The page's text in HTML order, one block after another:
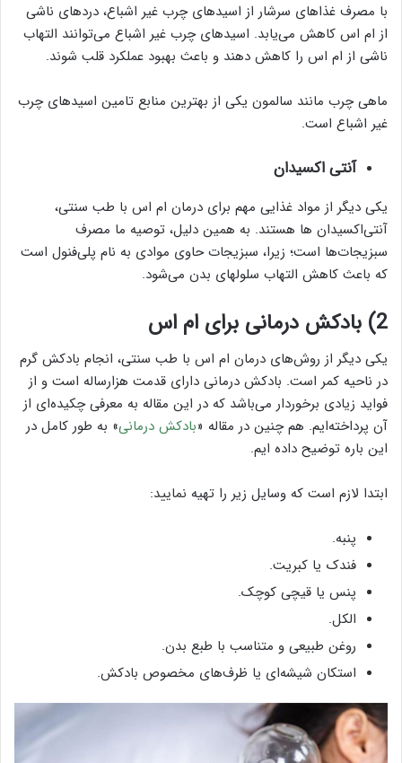
با مصرف غذاهای سرشار از اسیدهای چرب غیر اشباع، دردهای ناشی
از ام اس کاهش می‌یابد. اسیدهای چرب غیر اشباع می‌توانند التهاب
ناشی از ام اس را کاهش دهند و باعث بهبود عملکرد قلب شوند.
ماهی چرب مانند سالمون یکی از بهترین منابع تامین اسیدهای چرب
غیر اشباع است.
آنتی اکسیدان
یکی دیگر از مواد غذایی مهم برای درمان ام اس با طب سنتی،
آنتی‌اکسیدان ‌ها هستند. به همین دلیل، توصیه ما مصرف
سبزیجات‌ها است؛ زیرا، سبزیجات حاوی موادی به نام پلی‌فنول است
که باعث کاهش التهاب سلولهای بدن می‌شود.
2) بادکش درمانی برای ام اس
یکی دیگر از روش‌های درمان ام اس با طب سنتی، انجام بادکش گرم
در ناحیه کمر است. بادکش درمانی دارای قدمت هزارساله است و از
فواید زیادی برخوردار می‌باشد که در این مقاله به معرفی چکیده‌ای از
آن پرداخته‌ایم. هم چنین در مقاله «بادکش درمانی» به طور کامل در
این باره توضیح داده ایم.
ابتدا لازم است که وسایل زیر را تهیه نمایید:
پنبه.
فندک یا کبریت.
پنس یا قیچی کوچک.
الکل.
روغن طبیعی و متناسب با طبع بدن.
استکان شیشه‌ای یا ظرف‌های مخصوص بادکش.